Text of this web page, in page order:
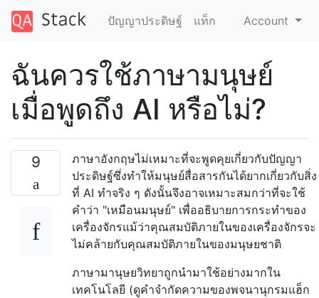
ปัญญาประดิษฐ์ แท็ก Account
ฉันควรใช้ภาษามนุษย์
เมื่อพูดถึง AI หรือไม่?
9
ภาษาอังกฤษไม่เหมาะที่จะพูดคุยเกี่ยวกับปัญญา
ประดิษฐ์ซึ่งทำให้มนุษย์สื่อสารกันได้ยากเกี่ยวกับสิ่ง
ที่ AI ทำจริง ๆ ดังนั้นจึงอาจเหมาะสมกว่าที่จะใช้
คำว่า "เหมือนมนุษย์" เพื่ออธิบายการกระทำของ
เครื่องจักรแม้ว่าคุณสมบัติภายในของเครื่องจักรจะ
ไม่คล้ายกับคุณสมบัติภายในของมนุษยชาติ
ภาษามานุษยวิทยาถูกนำมาใช้อย่างมากใน
เทคโนโลยี (ดูคำจำกัดความของพจนานุกรมแฮ็ก